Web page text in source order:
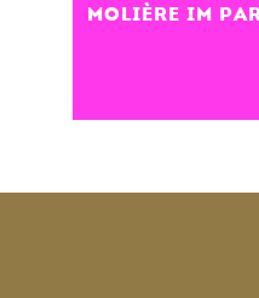
MOLIÈRE IM